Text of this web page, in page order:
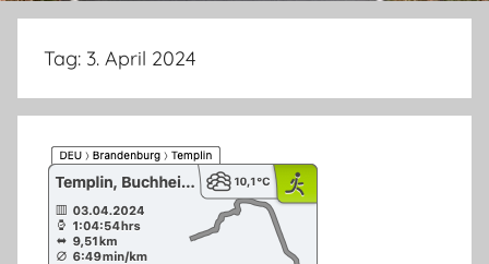
Tag: 3. April 2024